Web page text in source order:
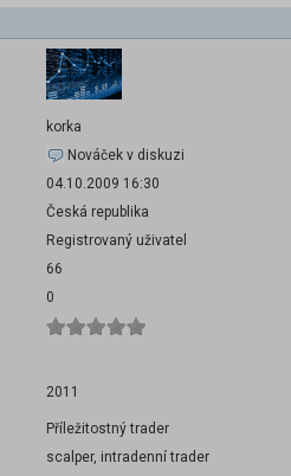
korka
Nováček v diskuzi
04.10.2009 16:30
Česká republika
Registrovaný uživatel
66
0
2011
Příležitostný trader
scalper, intradenní trader